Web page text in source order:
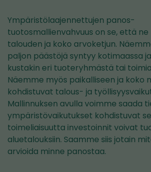
Ympäristölaajennettujen panos-
tuotosmallienvahvuus on se, että
talouden ja koko arvoketjun.
paljon päästöjä syntyy kotimaassa
kustakin eri tuoteryhmästä tai
Näemme myös paikalliseen ja koko
kohdistuvat talous- ja
Mallinnuksen avulla voimme saada
ympäristövaikutukset kohdistuvat
toimeliaisuutta investoinnit voivat
aluetalouksiin. Saamme siis jotain
arvioida minne panostaa.